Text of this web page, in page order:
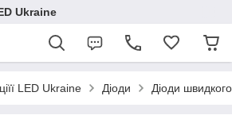
Ukraine
LED Ukraine Діоди Діоди